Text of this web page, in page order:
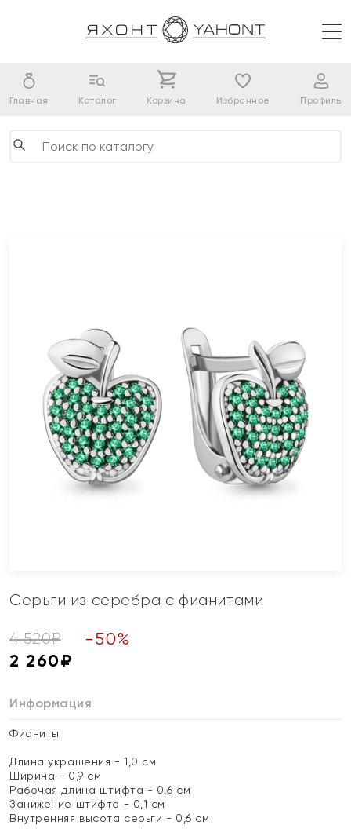
Главная Каталог Корзина Избранное Профиль
Серьги из серебра с фианитами
4 520₽ -50%
2 260₽
Информация
Фианиты
Длина украшения - 1,0 см
Ширина - 0,9 см
Рабочая длина штифта - 0,6 см
Занижение штифта - 0,1 см
Внутренняя высота серьги - 0,6 см